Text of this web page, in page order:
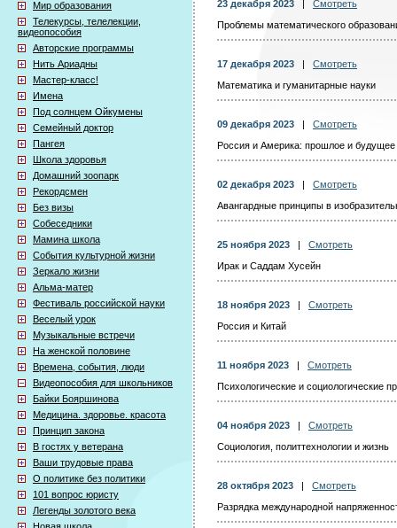
Мир образования
Телекурсы, телелекции,
видеопособия
Авторские программы
Нить Ариадны
Мастер-класс!
Имена
Под солнцем Ойкумены
Семейный доктор
Пангея
Школа здоровья
Домашний зоопарк
Рекордсмен
Без визы
Собеседники
Мамина школа
События культурной жизни
Зеркало жизни
Альма-матер
Фестиваль российской науки
Веселый урок
Музыкальные встречи
На женской половине
Времена, события, люди
Видеопособия для школьников
Байки Бояршинова
Медицина. здоровье. красота
Принцип закона
В гостях у ветерана
Ваши трудовые права
О политике без политики
101 вопрос юристу
Легенды золотого века
23 декабря 2023
Смотреть
Проблемы математического
17 декабря 2023
Смотреть
Математика и гуманитарные науки
09 декабря 2023
Смотреть
Россия и Америка: прошлое и будущее
02 декабря 2023
Смотреть
Авангардные принципы в
25 ноября 2023
Смотреть
Ирак и Саддам Хусейн
18 ноября 2023
Смотреть
Россия и Китай
11 ноября 2023
Смотреть
Психологические и социологические
04 ноября 2023
Смотреть
Социология, политтехнологии и жизнь
28 октября 2023
Смотреть
Разрядка международной